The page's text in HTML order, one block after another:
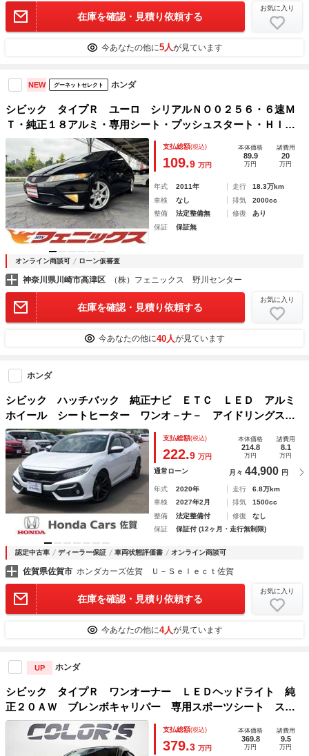
在庫を確認・見積り依頼する
お気に入り
今あなたの他に5人が見ています
NEW グーネットセレクト ホンダ
シビック タイプＲ ユーロ シリアルＮＯ０２５６・６速Ｍ
Ｔ・純正１８アルミ・専用シート・プッシュスタート・ＨＩＤ
ライト・純正エアロ・キーレス
支払総額(税込)
109.9 万円
本体価格
89.9
万円
諸費用
20
万円
年式 2011年 走行
18.3万km
車検
なし 排気
2000cc
整備
法定整備無 修復
あり
保証
保証無
オンライン商談可 ローン仮審査
神奈川県川崎市高津区 （株）フェニックス 野川センター
在庫を確認・見積り依頼する
お気に入り
今あなたの他に40人が見ています
ホンダ
シビック ハッチバック 純正ナビ ＥＴＣ ＬＥＤ アルミ
ホイール シートヒーター ワンオ－ナ－ アイドリングスト
ップ機能 サイドエアバッグ ターボ車 地デジ 記録簿 レ
ーンキープ ナビ＆ＴＶ ＤＶＤ再生 リアカメラ 禁煙車
支払総額(税込)
222.9 万円
本体価格
214.8
万円
諸費用
8.1
万円
通常ローン 月々 44,900 円
年式 2020年 走行
6.8万km
車検
2027年2月 排気
1500cc
整備
法定整備付 修復
なし
保証
保証付 (12ヶ月・走行無制限)
認定中古車 ディーラー保証 車両状態評価書 オンライン商談可
佐賀県佐賀市 ホンダカーズ佐賀 Ｕ－Ｓｅｌｅｃｔ佐賀
在庫を確認・見積り依頼する
お気に入り
今あなたの他に4人が見ています
UP ホンダ
シビック タイプＲ ワンオーナー ＬＥＤヘッドライト 純
正２０ＡＷ ブレンボキャリパー 専用スポーツシート スマ
ートキー エアロパーツ 大型リアスポイラー ＶＴＥＣター
ボモデル ギャザスナビＢカメラ
支払総額(税込)
379.3 万円
本体価格
369.8
万円
諸費用
9.5
万円